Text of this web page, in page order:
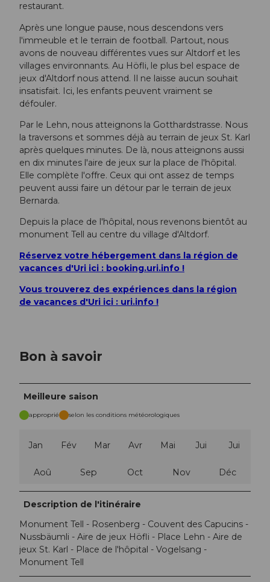
restaurant.
Après une longue pause, nous descendons vers
l'immeuble et le terrain de football. Partout, nous
avons de nouveau différentes vues sur Altdorf et les
villages environnants. Au Höfli, le plus bel espace de
jeux d'Altdorf nous attend. Il ne laisse aucun souhait
insatisfait. Ici, les enfants peuvent vraiment se
défouler.
Par le Lehn, nous atteignons la Gotthardstrasse. Nous
la traversons et sommes déjà au terrain de jeux St. Karl
après quelques minutes. De là, nous atteignons aussi
en dix minutes l'aire de jeux sur la place de l'hôpital.
Elle complète l'offre. Ceux qui ont assez de temps
peuvent aussi faire un détour par le terrain de jeux
Bernarda.
Depuis la place de l'hôpital, nous revenons bientôt au
monument Tell au centre du village d'Altdorf.
Réservez votre hébergement dans la région de
vacances d'Uri ici : booking.uri.info !
Vous trouverez des expériences dans la région
de vacances d'Uri ici : uri.info !
Bon à savoir
Meilleure saison
approprié selon les conditions météorologiques
Jan Fév Mar Avr Mai Jui Jui
Aoû Sep Oct Nov Déc
Description de l'itinéraire
Monument Tell - Rosenberg - Couvent des Capucins -
Nussbäumli - Aire de jeux Höfli - Place Lehn - Aire de
jeux St. Karl - Place de l'hôpital - Vogelsang -
Monument Tell